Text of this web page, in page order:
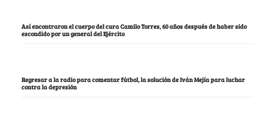
Así encontraron el cuerpo del cura Camilo Torres, 60 años después de haber sido
escondido por un general del Ejército
Regresar a la radio para comentar fútbol, la solución de Iván Mejía para luchar
contra la depresión